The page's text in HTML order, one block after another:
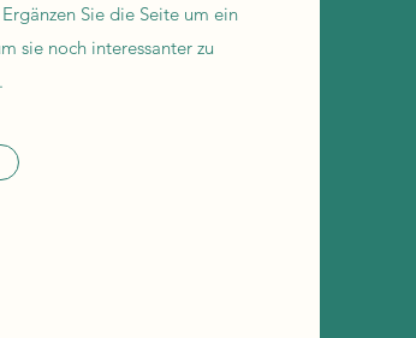
Sie die Seite um ein
sie noch interessanter zu